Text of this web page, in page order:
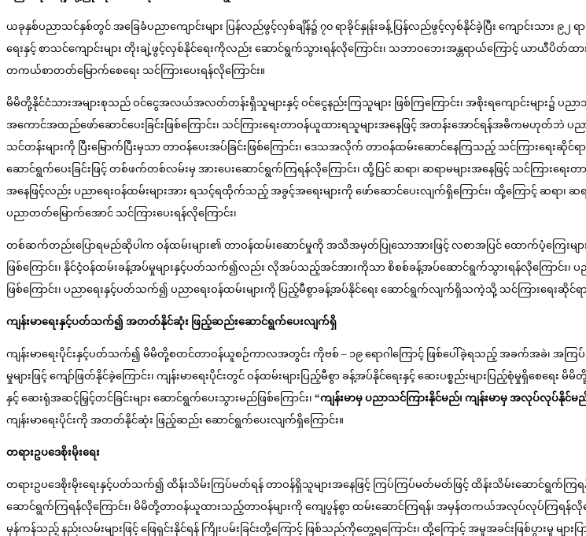
ယခုနှစ်ပညာသင်နှစ်တွင် အခြေခံပညာကျောင်းများ ပြန်လည်ဖွင့်လှစ်ချိန်၌ ၇၀ ရာခိုင်နှုန်းခန့် ပြန်လည်ဖွင့်လှစ်နိုင်ခဲ့ပြီး ကျောင်းသား
ရေးနှင့် စာသင်ကျောင်းများ တိုးချဲ့ဖွင့်လှစ်နိုင်ရေးကိုလည်း ဆောင်ရွက်သွားရန်လိုကြောင်း၊ သဘာဝဘေးအန္တရာယ်ကြောင့် ယာယီပိတ်ထာ
တကယ်စာတတ်မြောက်စေရေး သင်ကြားပေးရန်လိုကြောင်း။
မိမိတို့နိုင်ငံသားအများစုသည် ဝင်ငွေအလယ်အလတ်တန်းရှိသူများနှင့် ဝင်ငွေနည်းကြသူများ ဖြစ်ကြကြောင်း၊ အစိုးရကျောင်းများ၌ ပည
အကောင်အထည်ဖော်ဆောင်ပေးခြင်းဖြစ်ကြောင်း၊ သင်ကြားရေးတာဝန်ယူထားရသူများအနေဖြင့် အတန်းအောင်ရန်အဓိကမဟုတ်ဘဲ
သင်တန်းများကို ပြီးမြောက်ပြီးမှသာ တာဝန်ပေးအပ်ခြင်းဖြစ်ကြောင်း၊ ဒေသအလိုက် တာဝန်ထမ်းဆောင်နေကြသည့် သင်ကြားရ
ဆောင်ရွက်ပေးခြင်းဖြင့် တစ်ဖက်တစ်လမ်းမှ အားပေးဆောင်ရွက်ကြရန်လိုကြောင်း၊ ထို့ပြင် ဆရာ၊ ဆရာမများအနေဖြင့် သင်ကြားရေးတ
အနေဖြင့်လည်း ပညာရေးဝန်ထမ်းများအား ရသင့်ရထိုက်သည့် အခွင့်အရေးများကို ဖော်ဆောင်ပေးလျက်ရှိကြောင်း၊ ထို့ကြောင့် ဆရာ
ပညာတတ်မြောက်အောင် သင်ကြားပေးရန်လိုကြောင်း၊
တစ်ဆက်တည်းပြောရမည်ဆိုပါက ဝန်ထမ်းများ၏ တာဝန်ထမ်းဆောင်မှုကို အသိအမှတ်ပြုသောအားဖြင့် လစာအပြင် ထောက်ပံ့ကြေးများကို
ဖြစ်ကြောင်း၊ နိုင်ငံ့ဝန်ထမ်းခန့်အပ်မှုများနှင့်ပတ်သက်၍လည်း လိုအပ်သည့်အင်အားကိုသာ စိစစ်ခန့်အပ်ဆောင်ရွက်သွားရန်လိုကြောင်း၊ ပညာရေ
ဖြစ်ကြောင်း၊ ပညာရေးနှင့်ပတ်သက်၍ ပညာရေးဝန်ထမ်းများကို ပြည့်မီစွာခန့်အပ်နိုင်ရေး ဆောင်ရွက်လျက်ရှိသကဲ့သို့ သင်ကြားရေ
ကျန်းမာရေးနှင့်ပတ်သက်၍ အတတ်နိုင်ဆုံး ဖြည့်ဆည်းဆောင်ရွက်ပေးလျက်ရှိ
ကျန်းမာရေးပိုင်းနှင့်ပတ်သက်၍ မိမိတို့စတင်တာဝန်ယူစဉ်ကာလအတွင်း ကိုဗစ် – ၁၉ ရောဂါကြောင့် ဖြစ်ပေါ်ခဲ့ရသည့် အခက်အခဲ၊ အကြပ်အ
မှုများဖြင့် ကျော်ဖြတ်နိုင်ခဲ့ကြောင်း၊ ကျန်းမာရေးပိုင်းတွင် ဝန်ထမ်းများပြည့်မီစွာ ခန့်အပ်နိုင်ရေးနှင့် ဆေးပစ္စည်းများပြည့်စုံမှုရှိစ
နှင့် ဆေးရုံအဆင့်မြှင့်တင်ခြင်းများ ဆောင်ရွက်ပေးသွားမည်ဖြစ်ကြောင်း၊ “ကျန်းမာမှ ပညာသင်ကြားနိုင်မည်၊ ကျန်းမာမှ အလုပ်လုပ်နိုင်မ
ကျန်းမာရေးပိုင်းကို အတတ်နိုင်ဆုံး ဖြည့်ဆည်း ဆောင်ရွက်ပေးလျက်ရှိကြောင်း။
တရားဥပဒေစိုးမိုးရေး
တရားဥပဒေစိုးမိုးရေးနှင့်ပတ်သက်၍ ထိန်းသိမ်းကြပ်မတ်ရန် တာဝန်ရှိသူများအနေဖြင့် ကြပ်ကြပ်မတ်မတ်ဖြင့် ထိန်းသိမ်းဆောင်ရွက်က
ဆောင်ရွက်ကြရန်လိုကြောင်း၊ မိမိတို့တာဝန်ယူထားသည့်တာဝန်များကို ကျေပွန်စွာ ထမ်းဆောင်ကြရန်၊ အမှန်တကယ်အလုပ်လုပ်ကြရန်လိုကြော
မှန်ကန်သည့် နည်းလမ်းများဖြင့် ဖြေရှင်းနိုင်ရန် ကြိုးပမ်းခြင်းတို့ကြောင့် ဖြစ်သည်ကိုတွေ့ရကြောင်း၊ ထို့ကြောင့် အမှုအခင်းဖြစ်ပွားမှု မ